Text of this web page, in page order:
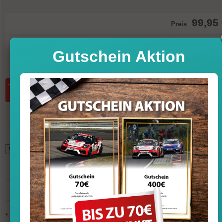
Preis 99,95
Sofort versandfertig, Lieferfrist 1-3
inkl. MwSt. zzgl.
Menge: in den Warenkorb
*
85,29 GBP (British Pound) 110,56
USD (U.S. Dollar)
109,55
CHF (Swiss Franc) 775,91
CNY (Chinese Yuan)
12.049
JPY (Japanese Yen) 7.059
RUB (Russian Rouble)
150,40
SGD (Singapore Dollar) 3.343 THB (Thai Baht)
* Die Wechselkurse werden mehrfach am Tag aktualisiert und sind nicht
Gutschein Aktion